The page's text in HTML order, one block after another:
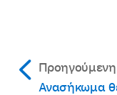
Προηγούμενη
Ανασήκωμα